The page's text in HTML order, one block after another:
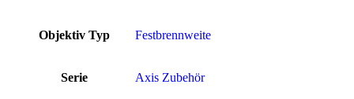
Objektiv Typ Festbrennweite
Serie Axis Zubehör